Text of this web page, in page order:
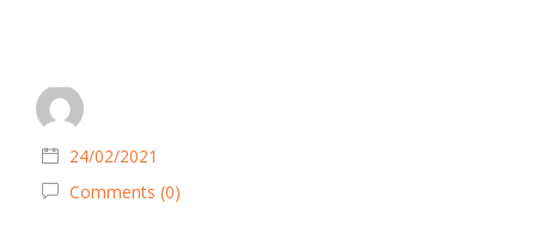
24/02/2021
Comments (0)